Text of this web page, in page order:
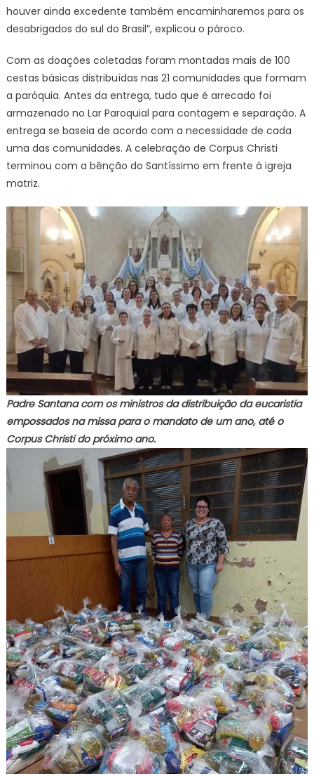
houver ainda excedente também encaminharemos para os
desabrigados do sul do Brasil”, explicou o pároco.
Com as doações coletadas foram montadas mais de 100
cestas básicas distribuídas nas 21 comunidades que formam
a paróquia. Antes da entrega, tudo que é arrecado foi
armazenado no Lar Paroquial para contagem e separação. A
entrega se baseia de acordo com a necessidade de cada
uma das comunidades. A celebração de Corpus Christi
terminou com a bênção do Santíssimo em frente à igreja
matriz.
Padre Santana com os ministros da distribuição da eucaristia
empossados na missa para o mandato de um ano, até o
Corpus Christi do próximo ano.